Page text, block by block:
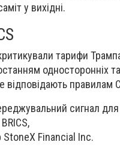
у вихідні.
тарифи
односторонніх
відповідають правилам
сигнал
StoneX Financial Inc.